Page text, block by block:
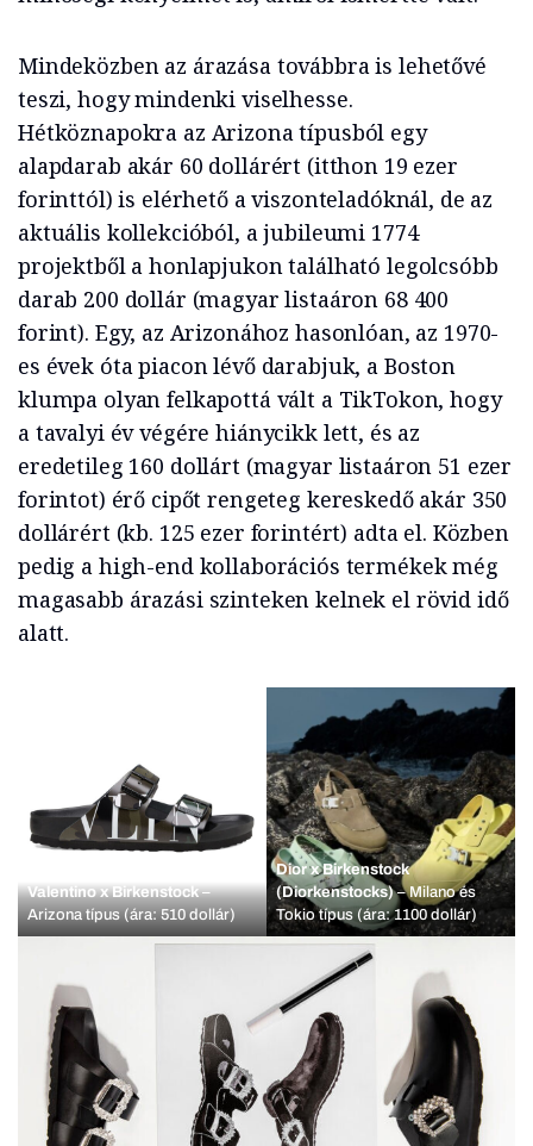
Mindeközben az árazása továbbra is lehetővé
teszi, hogy mindenki viselhesse.
Hétköznapokra az Arizona típusból egy
alapdarab akár 60 dollárért (itthon 19 ezer
forinttól) is elérhető a viszonteladóknál, de az
aktuális kollekcióból, a jubileumi 1774
projektből a honlapjukon található legolcsóbb
darab 200 dollár (magyar listaáron 68 400
forint). Egy, az Arizonához hasonlóan, az 1970-
es évek óta piacon lévő darabjuk, a Boston
klumpa olyan felkapottá vált a TikTokon, hogy
a tavalyi év végére hiánycikk lett, és az
eredetileg 160 dollárt (magyar listaáron 51 ezer
forintot) érő cipőt rengeteg kereskedő akár 350
dollárért (kb. 125 ezer forintért) adta el. Közben
pedig a high-end kollaborációs termékek még
magasabb árazási szinteken kelnek el rövid idő
alatt.
Valentino x Birkenstock–
Arizona típus (ára: 510 dollár)
Dior x Birkenstock
(Diorkenstocks)– Milano és
Tokio típus (ára: 1100 dollár)